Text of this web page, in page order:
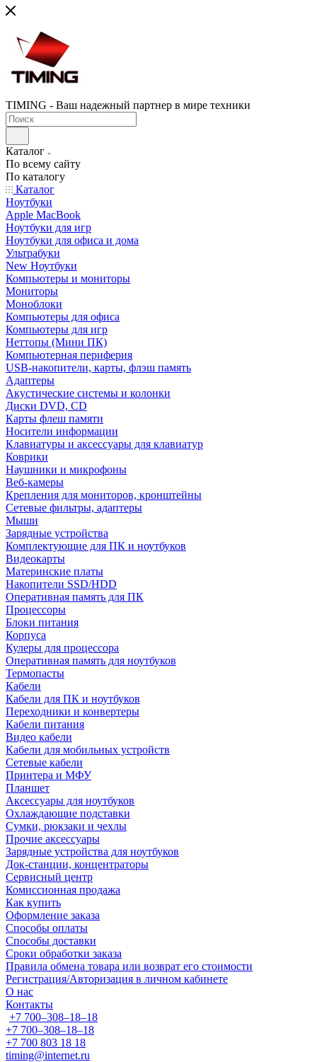
TIMING - Ваш надежный партнер в мире техники
Каталог
По всему сайту
По каталогу
Каталог
Ноутбуки
Apple MacBook
Ноутбуки для игр
Ноутбуки для офиса и дома
Ультрабуки
New Ноутбуки
Компьютеры и мониторы
Мониторы
Моноблоки
Компьютеры для офиса
Компьютеры для игр
Неттопы (Мини ПК)
Компьютерная периферия
USB-накопители, карты, флэш память
Адаптеры
Акустические системы и колонки
Диски DVD, CD
Карты флеш памяти
Носители информации
Клавиатуры и аксессуары для клавиатур
Коврики
Наушники и микрофоны
Веб-камеры
Крепления для мониторов, кронштейны
Сетевые фильтры, адаптеры
Мыши
Зарядные устройства
Комплектующие для ПК и ноутбуков
Видеокарты
Материнские платы
Накопители SSD/HDD
Оперативная память для ПК
Процессоры
Блоки питания
Корпуса
Кулеры для процессора
Оперативная память для ноутбуков
Термопасты
Кабели
Кабели для ПК и ноутбуков
Переходники и конвертеры
Кабели питания
Видео кабели
Кабели для мобильных устройств
Сетевые кабели
Принтера и МФУ
Планшет
Аксессуары для ноутбуков
Охлаждающие подставки
Сумки, рюкзаки и чехлы
Прочие аксессуары
Зарядные устройства для ноутбуков
Док-станции, концентраторы
Сервисный центр
Комиссионная продажа
Как купить
Оформление заказа
Способы оплаты
Способы доставки
Сроки обработки заказа
Правила обмена товара или возврат его стоимости
Регистрация/Авторизация в личном кабинете
О нас
Контакты
+7 700‒308‒18‒18
+7 700‒308‒18‒18
+7 700 803 18 18
timing@internet.ru